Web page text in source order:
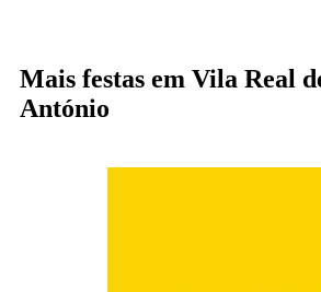
Mais festas em Vila Real
António